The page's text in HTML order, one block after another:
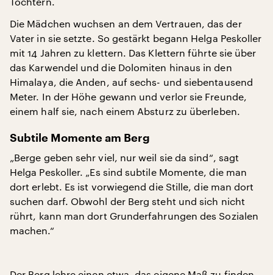
Die Mädchen wuchsen an dem Vertrauen, das der
Vater in sie setzte. So gestärkt begann Helga Peskoller
mit 14 Jahren zu klettern. Das Klettern führte sie über
das Karwendel und die Dolomiten hinaus in den
Himalaya, die Anden, auf sechs- und siebentausend
Meter. In der Höhe gewann und verlor sie Freunde,
einem half sie, nach einem Absturz zu überleben.
Subtile Momente am Berg
„Berge geben sehr viel, nur weil sie da sind“, sagt
Helga Peskoller. „Es sind subtile Momente, die man
dort erlebt. Es ist vorwiegend die Stille, die man dort
suchen darf. Obwohl der Berg steht und sich nicht
rührt, kann man dort Grunderfahrungen des Sozialen
machen.“